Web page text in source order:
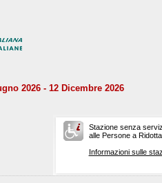
2026 - 12 Dicembre 2026
Stazione senza
alle Persone a
Informazioni sulle